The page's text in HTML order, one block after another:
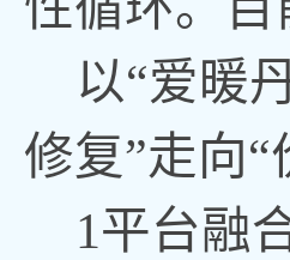
以“爱暖
修复”走向
1平台融